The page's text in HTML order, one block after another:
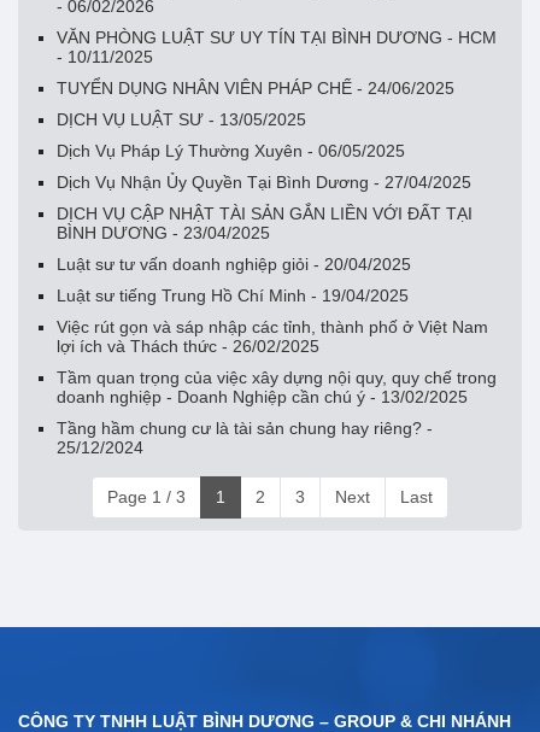
- 06/02/2026
VĂN PHÒNG LUẬT SƯ UY TÍN TẠI BÌNH DƯƠNG - HCM
- 10/11/2025
TUYỂN DỤNG NHÂN VIÊN PHÁP CHẾ - 24/06/2025
DỊCH VỤ LUẬT SƯ - 13/05/2025
Dịch Vụ Pháp Lý Thường Xuyên - 06/05/2025
Dịch Vụ Nhận Ủy Quyền Tại Bình Dương - 27/04/2025
DỊCH VỤ CẬP NHẬT TÀI SẢN GẮN LIỀN VỚI ĐẤT TẠI
BÌNH DƯƠNG - 23/04/2025
Luật sư tư vấn doanh nghiệp giỏi - 20/04/2025
Luật sư tiếng Trung Hồ Chí Minh - 19/04/2025
Việc rút gọn và sáp nhập các tỉnh, thành phố ở Việt Nam
lợi ích và Thách thức - 26/02/2025
Tầm quan trọng của việc xây dựng nội quy, quy chế trong
doanh nghiệp - Doanh Nghiệp cần chú ý - 13/02/2025
Tầng hầm chung cư là tài sản chung hay riêng? -
25/12/2024
Page 1 / 3 1 2 3 Next Last
CÔNG TY TNHH LUẬT BÌNH DƯƠNG – GROUP & CHI NHÁNH